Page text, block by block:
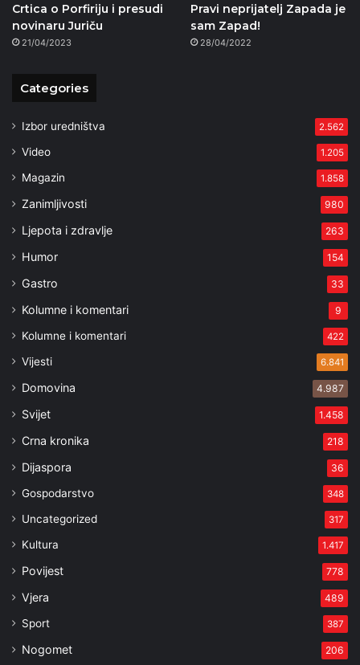
Crtica o Porfiriju i presudi
novinaru Juriču
21/04/2023
Pravi neprijatelj Zapada je
sam Zapad!
28/04/2022
Categories
Izbor uredništva 2.562
Video 1.205
Magazin 1.858
Zanimljivosti 980
Ljepota i zdravlje 263
Humor 154
Gastro 33
Kolumne i komentari 9
Kolumne i komentari 422
Vijesti 6.841
Domovina 4.987
Svijet 1.458
Crna kronika 218
Dijaspora 36
Gospodarstvo 348
Uncategorized 317
Kultura 1.417
Povijest 778
Vjera 489
Sport 387
Nogomet 206